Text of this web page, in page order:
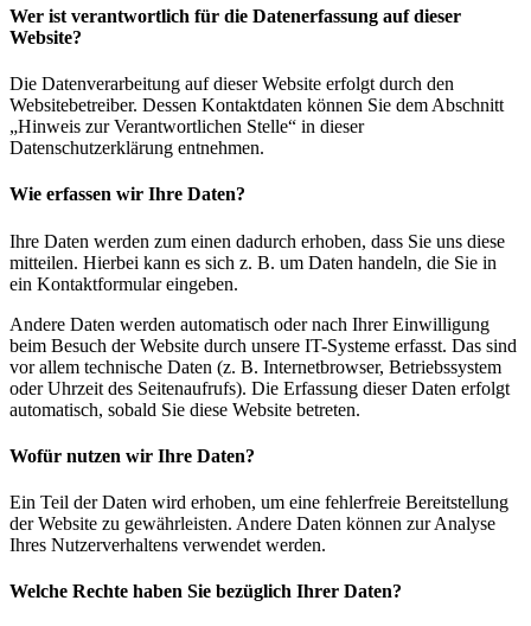
Wer ist verantwortlich für die Datenerfassung auf dieser
Website?
Die Datenverarbeitung auf dieser Website erfolgt durch den
Websitebetreiber. Dessen Kontaktdaten können Sie dem Abschnitt
„Hinweis zur Verantwortlichen Stelle“ in dieser
Datenschutzerklärung entnehmen.
Wie erfassen wir Ihre Daten?
Ihre Daten werden zum einen dadurch erhoben, dass Sie uns diese
mitteilen. Hierbei kann es sich z. B. um Daten handeln, die Sie in
ein Kontaktformular eingeben.
Andere Daten werden automatisch oder nach Ihrer Einwilligung
beim Besuch der Website durch unsere IT-Systeme erfasst. Das sind
vor allem technische Daten (z. B. Internetbrowser, Betriebssystem
oder Uhrzeit des Seitenaufrufs). Die Erfassung dieser Daten erfolgt
automatisch, sobald Sie diese Website betreten.
Wofür nutzen wir Ihre Daten?
Ein Teil der Daten wird erhoben, um eine fehlerfreie Bereitstellung
der Website zu gewährleisten. Andere Daten können zur Analyse
Ihres Nutzerverhaltens verwendet werden.
Welche Rechte haben Sie bezüglich Ihrer Daten?